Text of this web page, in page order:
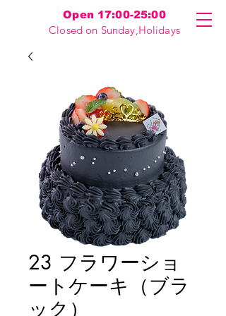
Open 17:00-25:00
Closed on Sunday,Holidays
23 フラワーショ
ートケーキ（ブラ
ック）